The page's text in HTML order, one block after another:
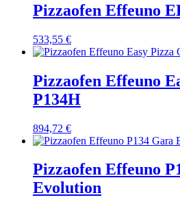
Pizzaofen Effeuno
533,55 €
Pizzaofen Effeuno
P134H
894,72 €
Pizzaofen Effeuno
Evolution